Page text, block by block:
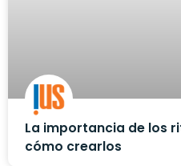
La importancia de los
cómo crearlos